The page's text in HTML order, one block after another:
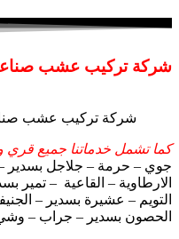
شركة تركيب عشب
شركة تركيب عشب
كما تشمل خدماتنا جميع قري
جوي – حرمة – جلاجل بسدير
الارطاوية – القاعية – تمير
التويم – عشيرة بسدير –
الحصون بسدير – جراب – وشي